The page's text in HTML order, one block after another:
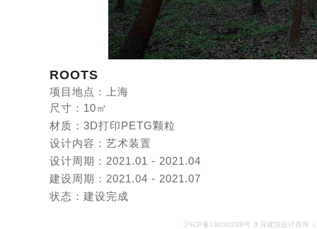
ROOTS
项目地点：上海
尺寸： 10㎡
材质：3D打印PETG颗粒
设计内容：艺术装置
设计周期：2021.01 - 2021.04
建设周期： 2021 .04 - 2021.07
状态：建设完成
沪ICP备19038238号​ 木月建筑设计咨询